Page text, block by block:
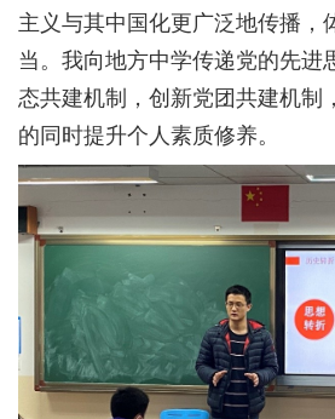
主义与其中国化更广泛地传播，
当。我向地方中学传递党的先进
态共建机制，创新党团共建机制
的同时提升个人素质修养。